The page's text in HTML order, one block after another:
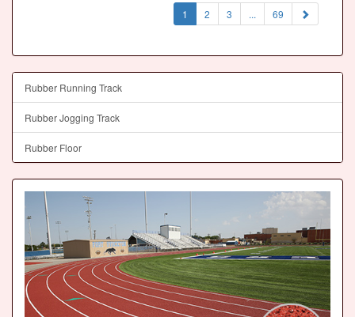
1 (current)
2 3 ... 69
Rubber Running Track
Rubber Jogging Track
Rubber Floor